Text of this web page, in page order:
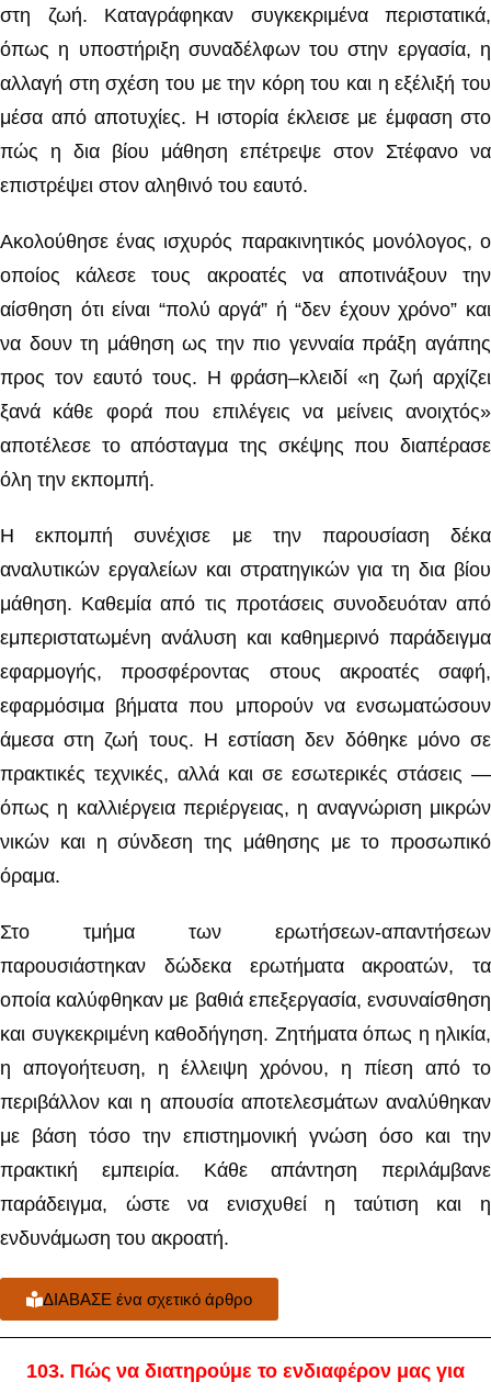
στη ζωή. Καταγράφηκαν συγκεκριμένα περιστατικά,
όπως η υποστήριξη συναδέλφων του στην εργασία, η
αλλαγή στη σχέση του με την κόρη του και η εξέλιξή του
μέσα από αποτυχίες. Η ιστορία έκλεισε με έμφαση στο
πώς η δια βίου μάθηση επέτρεψε στον Στέφανο να
επιστρέψει στον αληθινό του εαυτό.
Ακολούθησε ένας ισχυρός παρακινητικός μονόλογος, ο
οποίος κάλεσε τους ακροατές να αποτινάξουν την
αίσθηση ότι είναι “πολύ αργά” ή “δεν έχουν χρόνο” και
να δουν τη μάθηση ως την πιο γενναία πράξη αγάπης
προς τον εαυτό τους. Η φράση–κλειδί «η ζωή αρχίζει
ξανά κάθε φορά που επιλέγεις να μείνεις ανοιχτός»
αποτέλεσε το απόσταγμα της σκέψης που διαπέρασε
όλη την εκπομπή.
Η εκπομπή συνέχισε με την παρουσίαση δέκα
αναλυτικών εργαλείων και στρατηγικών για τη δια βίου
μάθηση. Καθεμία από τις προτάσεις συνοδευόταν από
εμπεριστατωμένη ανάλυση και καθημερινό παράδειγμα
εφαρμογής, προσφέροντας στους ακροατές σαφή,
εφαρμόσιμα βήματα που μπορούν να ενσωματώσουν
άμεσα στη ζωή τους. Η εστίαση δεν δόθηκε μόνο σε
πρακτικές τεχνικές, αλλά και σε εσωτερικές στάσεις —
όπως η καλλιέργεια περιέργειας, η αναγνώριση μικρών
νικών και η σύνδεση της μάθησης με το προσωπικό
όραμα.
Στο τμήμα των ερωτήσεων-απαντήσεων
παρουσιάστηκαν δώδεκα ερωτήματα ακροατών, τα
οποία καλύφθηκαν με βαθιά επεξεργασία, ενσυναίσθηση
και συγκεκριμένη καθοδήγηση. Ζητήματα όπως η ηλικία,
η απογοήτευση, η έλλειψη χρόνου, η πίεση από το
περιβάλλον και η απουσία αποτελεσμάτων αναλύθηκαν
με βάση τόσο την επιστημονική γνώση όσο και την
πρακτική εμπειρία. Κάθε απάντηση περιλάμβανε
παράδειγμα, ώστε να ενισχυθεί η ταύτιση και η
ενδυνάμωση του ακροατή.
ΔΙΑΒΑΣΕ ένα σχετικό άρθρο
103. Πώς να διατηρούμε το ενδιαφέρον μας για